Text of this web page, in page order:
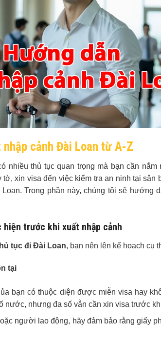
cảnh Đài Loan từ A-Z
nhiều thủ tục quan trọng mà bạn cần nắm
xin visa đến việc kiểm tra an ninh tại sân
Trong phần này, chúng tôi sẽ hướng
trước khi xuất nhập cảnh
tục đi Đài Loan, bạn nên lên kế hoạch cụ
tại
bạn có thuộc diện được miễn visa hay
nước, nhưng đa số vẫn cần xin visa trước
người lao động, hãy đảm bảo rằng giấy